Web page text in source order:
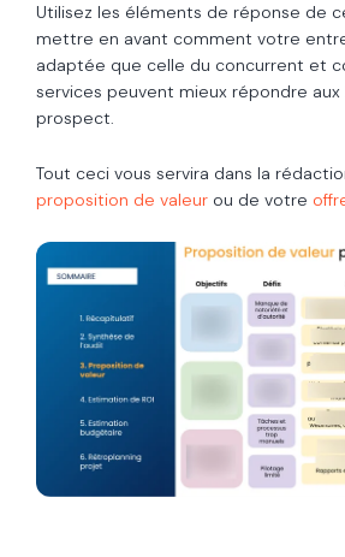
Utilisez les éléments de réponse de
mettre en avant comment votre
adaptée que celle du concurrent et
services peuvent mieux répondre
prospect.
Tout ceci vous servira dans la
proposition de valeur ou de votre